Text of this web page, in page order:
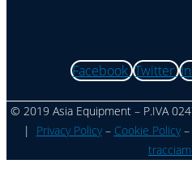
Facebook Twitter
© 2019 Asia Equipment – P.IVA
| Privacy Policy– Cookie Policy–